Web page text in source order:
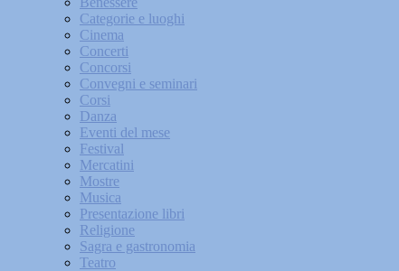
Categorie e luoghi
Cinema
Concerti
Concorsi
Convegni e seminari
Corsi
Danza
Eventi del mese
Festival
Mercatini
Mostre
Musica
Presentazione libri
Religione
Sagra e gastronomia
Teatro